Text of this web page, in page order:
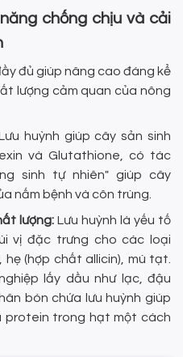
chống chịu và cải
đủ giúp nâng cao đáng kể
lượng cảm quan của nông
huỳnh giúp cây sản sinh
và Glutathione, có tác
sinh tự nhiên" giúp cây
nấm bệnh và côn trùng.
lượng: Lưu huỳnh là yếu tố
vị đặc trưng cho các loại
(hợp chất allicin), mù tạt.
lấy dầu như lạc, đậu
bón chứa lưu huỳnh giúp
protein trong hạt một cách